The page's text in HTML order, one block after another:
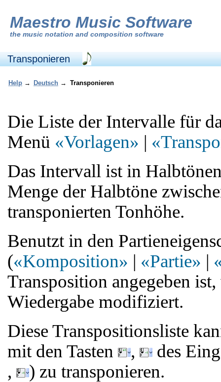
Maestro Music Software
the music notation and composition software
Transponieren
Help → Deutsch → Transponieren
Die Liste der Intervalle für
Menü «Vorlagen» |
Das Intervall ist in
Menge der Halbtöne
transponierten Tonhöhe.
Benutzt in den
(«Komposition» | «Partie» |
Transposition angegeben
Wiedergabe modifiziert.
Diese Transpositionsliste
mit den Tasten
,
des
,
) zu transponieren.